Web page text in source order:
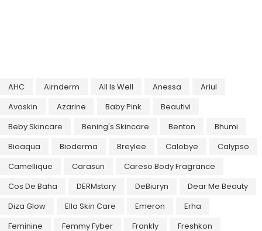
AHC Airnderm All Is Well Anessa
Ariul
Avoskin
Azarine Baby Pink
Beautivi
Beby Skincare
Bening's Skincare Benton
Bhumi
Bioaqua
Bioderma Breylee Calobye
Calypso
Camellique
Carasun
Careso Body Fragrance
Cos De Baha
DERMstory DeBiuryn
Dear Me Beauty
Diza Glow
Ella Skin Care Emeron
Erha
Feminine
Femmy Fyber Frankly
Freshkon